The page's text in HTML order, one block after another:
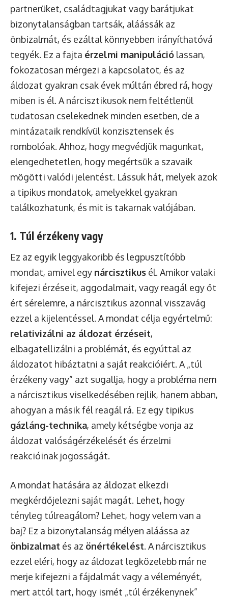
partnerüket, családtagjukat vagy barátjukat
bizonytalanságban tartsák, aláássák az
önbizalmát, és ezáltal könnyebben irányíthatóvá
tegyék. Ez a fajta érzelmi manipuláció lassan,
fokozatosan mérgezi a kapcsolatot, és az
áldozat gyakran csak évek múltán ébred rá, hogy
miben is él. A nárcisztikusok nem feltétlenül
tudatosan cselekednek minden esetben, de a
mintázataik rendkívül konzisztensek és
rombolóak. Ahhoz, hogy megvédjük magunkat,
elengedhetetlen, hogy megértsük a szavaik
mögötti valódi jelentést. Lássuk hát, melyek azok
a tipikus mondatok, amelyekkel gyakran
találkozhatunk, és mit is takarnak valójában.
1. Túl érzékeny vagy
Ez az egyik leggyakoribb és legpusztítóbb
mondat, amivel egy nárcisztikus él. Amikor valaki
kifejezi érzéseit, aggodalmait, vagy reagál egy őt
ért sérelemre, a nárcisztikus azonnal visszavág
ezzel a kijelentéssel. A mondat célja egyértelmű:
relativizálni az áldozat érzéseit,
elbagatellizálni a problémát, és egyúttal az
áldozatot hibáztatni a saját reakcióiért. A „túl
érzékeny vagy” azt sugallja, hogy a probléma nem
a nárcisztikus viselkedésében rejlik, hanem abban,
ahogyan a másik fél reagál rá. Ez egy tipikus
gázláng-technika, amely kétségbe vonja az
áldozat valóságérzékelését és érzelmi
reakcióinak jogosságát.
A mondat hatására az áldozat elkezdi
megkérdőjelezni saját magát. Lehet, hogy
tényleg túlreagálom? Lehet, hogy velem van a
baj? Ez a bizonytalanság mélyen aláássa az
önbizalmat és az önértékelést. A nárcisztikus
ezzel eléri, hogy az áldozat legközelebb már ne
merje kifejezni a fájdalmát vagy a véleményét,
mert attól tart, hogy ismét „túl érzékenynek”